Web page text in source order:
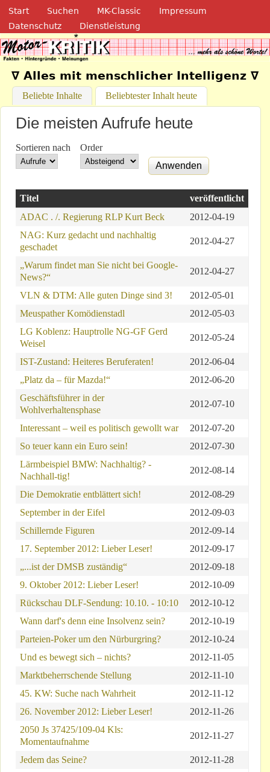
Direkt zum Inhalt
Navigation
Start Suchen MK-Classic
Impressum
Datenschutz
Dienstleistung
Motor-Kritik.de
∇ Alles mit menschlicher Intelligenz ∇
Beliebte Inhalte Beliebtester Inhalt heute
Die meisten Aufrufe heute
Sortieren nach Order
Titel
veröffentlicht
ADAC . /. Regierung RLP Kurt Beck
2012-04-19
NAG: Kurz gedacht und nachhaltig
geschadet
2012-04-27
„Warum findet man Sie nicht bei Google-
News?“
2012-04-27
VLN & DTM: Alle guten Dinge sind 3!
2012-05-01
Meuspather Komödienstadl
2012-05-03
LG Koblenz: Hauptrolle NG-GF Gerd
Weisel
2012-05-24
IST-Zustand: Heiteres Beruferaten!
2012-06-04
„Platz da – für Mazda!“
2012-06-20
Geschäftsführer in der
Wohlverhaltensphase
2012-07-10
Interessant – weil es politisch gewollt war
2012-07-20
So teuer kann ein Euro sein!
2012-07-30
Lärmbeispiel BMW: Nachhaltig? -
Nachhall-tig!
2012-08-14
Die Demokratie entblättert sich!
2012-08-29
September in der Eifel
2012-09-03
Schillernde Figuren
2012-09-14
17. September 2012: Lieber Leser!
2012-09-17
„...ist der DMSB zuständig“
2012-09-18
9. Oktober 2012: Lieber Leser!
2012-10-09
Rückschau DLF-Sendung: 10.10. - 10:10
2012-10-12
Wann darf's denn eine Insolvenz sein?
2012-10-19
Parteien-Poker um den Nürburgring?
2012-10-24
Und es bewegt sich – nichts?
2012-11-05
Marktbeherrschende Stellung
2012-11-10
45. KW: Suche nach Wahrheit
2012-11-12
26. November 2012: Lieber Leser!
2012-11-26
2050 Js 37425/109-04 Kls:
Momentaufnahme
2012-11-27
Jedem das Seine?
2012-11-28